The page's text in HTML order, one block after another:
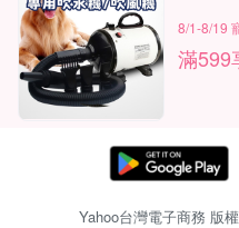
8/1-8/19
滿599
Yahoo台灣電子商務 版